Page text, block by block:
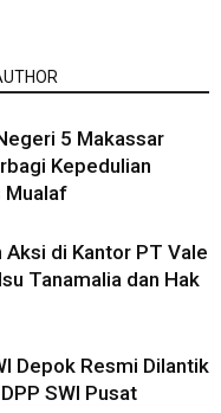
5 Makassar
Kepedulian
Mualaf
Aksi di Kantor PT Vale
Tanamalia dan Hak
Depok Resmi Dilantik
SWI Pusat